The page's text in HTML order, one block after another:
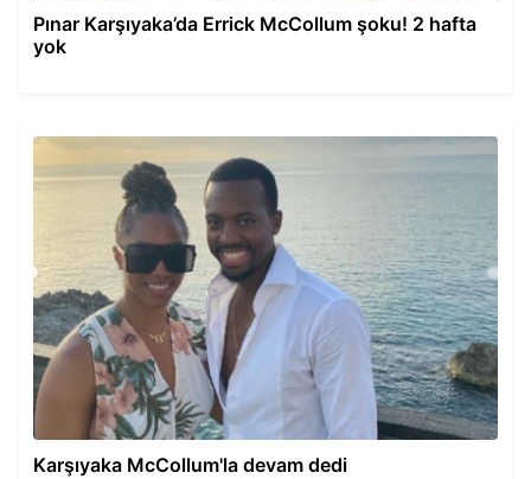
Pınar Karşıyaka’da Errick McCollum şoku! 2 hafta
yok
Karşıyaka McCollum'la devam dedi